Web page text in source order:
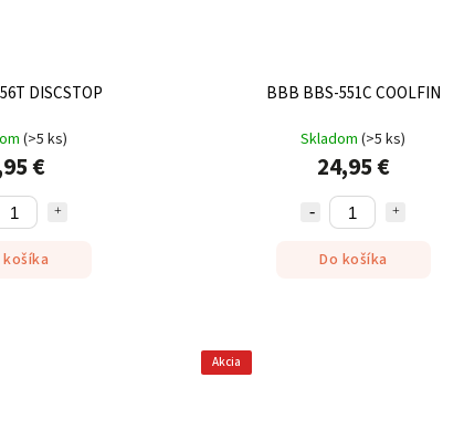
DISCSTOP
(>5 ks)
€
košíka
BBB BBS-551C COOLFIN
Skladom(>5 ks)
24,95 €
Do košíka
Akcia